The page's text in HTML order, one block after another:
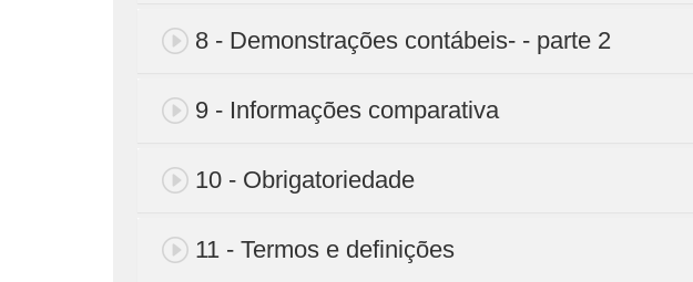
8 - Demonstrações contábeis- - parte 2
9 - Informações comparativa
10 - Obrigatoriedade
11 - Termos e definições